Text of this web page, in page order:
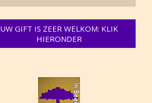
UW GIFT IS ZEER WELKOM: KLIK
HIERONDER